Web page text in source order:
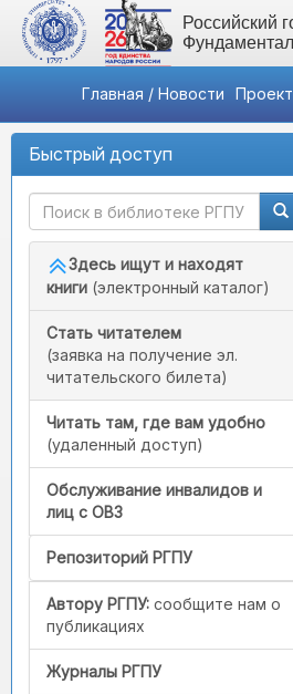
Российский
Главная / Новости
Быстрый доступ
Здесь ищут и находят
книги (электронный каталог)
Стать читателем
(заявка на получение эл.
читательского билета)
Читать там, где вам удобно
(удаленный доступ)
Обслуживание инвалидов и
лиц с ОВЗ
Репозиторий РГПУ
Автору РГПУ: сообщите нам о
публикациях
Журналы РГПУ